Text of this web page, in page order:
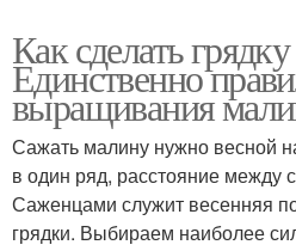
Как сделать
Единственно
выращивания
Сажать малину нужно весной
в один ряд, расстояние между
Саженцами служит весенняя
грядки. Выбираем наиболее